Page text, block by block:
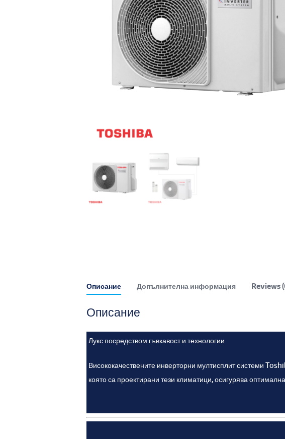
Описание Допълнителна информация Reviews
Описание
Лукс посредством гъвкавост и технологии
Висококачествените инверторни мултисплит системи
която са проектирани тези климатици, осигурява